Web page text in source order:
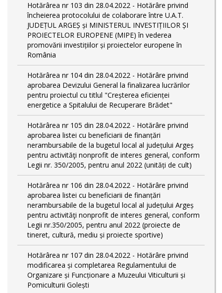
Hotărârea nr 103 din 28.04.2022 - Hotărâre privind
încheierea protocolului de colaborare între U.A.T.
JUDEȚUL ARGEȘ și MINISTERUL INVESTIȚIILOR ȘI
PROIECTELOR EUROPENE (MIPE) în vederea
promovării investițiilor și proiectelor europene în
România
Hotărârea nr 104 din 28.04.2022 - Hotărâre privind
aprobarea Devizului General la finalizarea lucrărilor
pentru proiectul cu titlul "Creșterea eficienței
energetice a Spitalului de Recuperare Brădet"
Hotărârea nr 105 din 28.04.2022 - Hotărâre privind
aprobarea listei cu beneficiarii de finanțări
nerambursabile de la bugetul local al județului Argeș
pentru activităţi nonprofit de interes general, conform
Legii nr. 350/2005, pentru anul 2022 (unități de cult)
Hotărârea nr 106 din 28.04.2022 - Hotărâre privind
aprobarea listei cu beneficiarii de finanțări
nerambursabile de la bugetul local al județului Argeș
pentru activităţi nonprofit de interes general, conform
Legii nr.350/2005, pentru anul 2022 (proiecte de
tineret, cultură, mediu și proiecte sportive)
Hotărârea nr 107 din 28.04.2022 - Hotărâre privind
modificarea și completarea Regulamentului de
Organizare și Funcționare a Muzeului Viticulturii și
Pomiculturii Golești